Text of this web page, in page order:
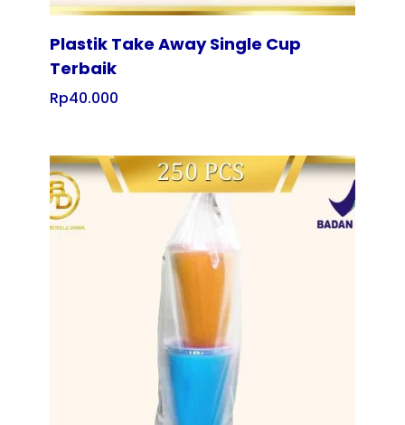
Plastik Take Away Single Cup
Terbaik
Rp40.000